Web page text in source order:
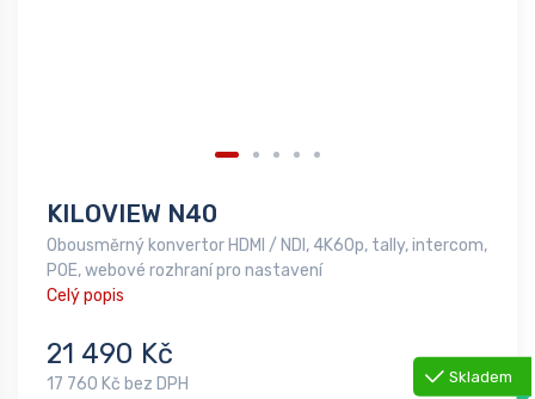
KILOVIEW N40
Obousměrný konvertor HDMI / NDI, 4K60p, tally, intercom,
POE, webové rozhraní pro nastavení
Celý popis
21 490 Kč
17 760 Kč bez DPH Skladem